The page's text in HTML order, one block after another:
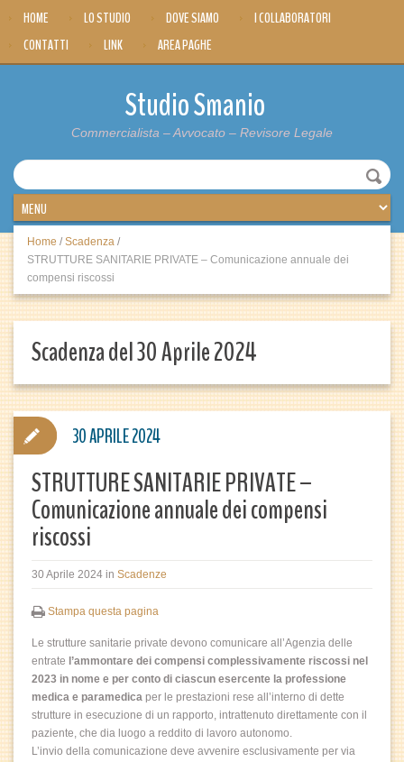
HOME LO STUDIO DOVE SIAMO
I COLLABORATORI
CONTATTI
LINK AREA PAGHE
Studio Smanio
Commercialista – Avvocato – Revisore Legale
Home / Scadenza /
STRUTTURE SANITARIE PRIVATE – Comunicazione annuale dei
compensi riscossi
Scadenza del 30 Aprile 2024
STRUTTURE SANITARIE PRIVATE –
Comunicazione annuale dei compensi
riscossi
30 Aprile 2024 in Scadenze
Stampa questa pagina
Le strutture sanitarie private devono comunicare all’Agenzia delle
entrate l’ammontare dei compensi complessivamente riscossi nel
2023 in nome e per conto di ciascun esercente la professione
medica e paramedica per le prestazioni rese all’interno di dette
strutture in esecuzione di un rapporto, intrattenuto direttamente con il
paziente, che dia luogo a reddito di lavoro autonomo.
L’invio della comunicazione deve avvenire esclusivamente per via
30 APRILE 2024